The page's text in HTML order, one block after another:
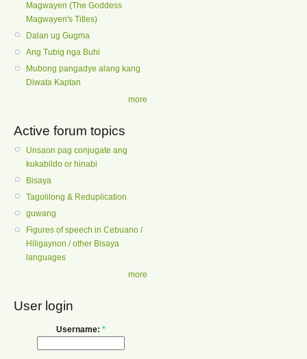
Magwayen (The Goddess
Magwayen's Titles)
Dalan ug Gugma
Ang Tubig nga Buhi
Mubong pangadye alang kang
Diwata Kaptan
more
Active forum topics
Unsaon pag conjugate ang
kukabildo or hinabi
Bisaya
Tagolilong & Reduplication
guwang
Figures of speech in Cebuano /
Hiligaynon / other Bisaya
languages
more
User login
Username: *